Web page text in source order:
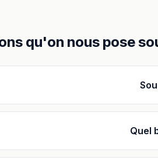
qu'on nous pose
Quel